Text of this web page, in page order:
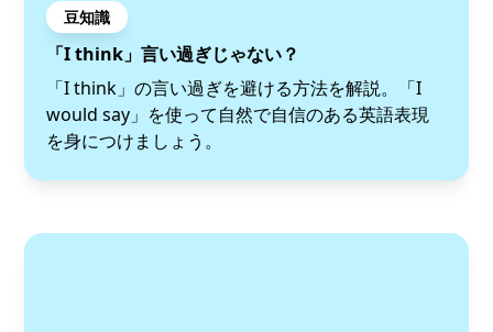
豆知識
「I think」言い過ぎじゃない？
「I think」の言い過ぎを避ける方法を解説。「I
would say」を使って自然で自信のある英語表現
を身につけましょう。